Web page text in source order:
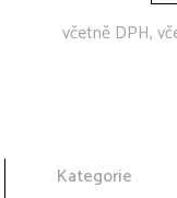
včetně DPH,
Kategorie